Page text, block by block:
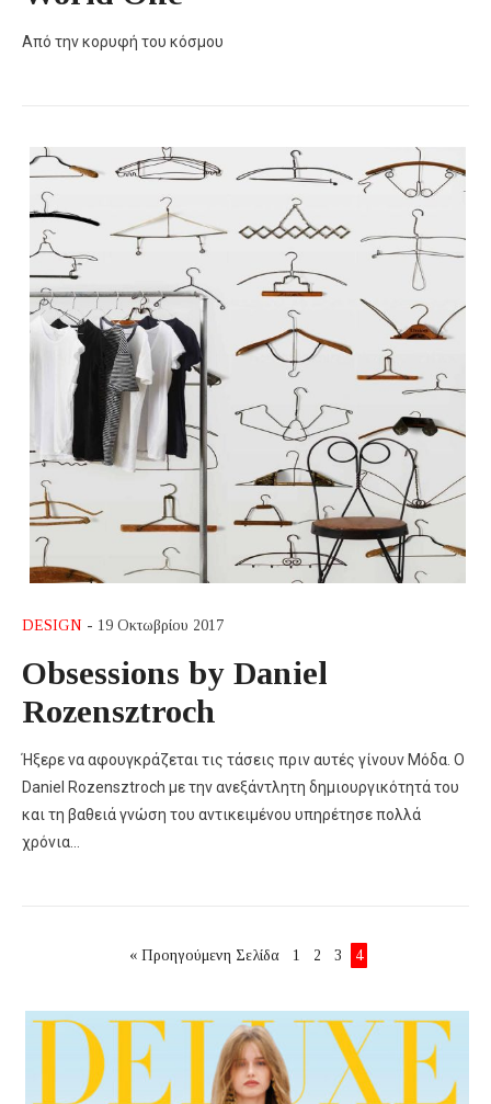
Από την κορυφή του κόσμου
DESIGN - 19 Οκτωβρίου 2017
Obsessions by Daniel
Rozensztroch
Ήξερε να αφουγκράζεται τις τάσεις πριν αυτές γίνουν Μόδα. Ο
Daniel Rozensztroch με την ανεξάντλητη δημιουργικότητά του
και τη βαθειά γνώση του αντικειμένου υπηρέτησε πολλά
χρόνια…
« Προηγούμενη Σελίδα 1 2 3 4